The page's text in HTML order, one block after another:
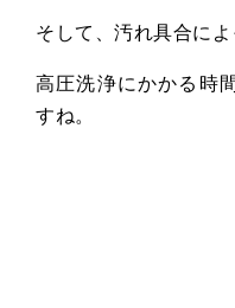
そして、汚れ具合によ
高圧洗浄にかかる時
すね。